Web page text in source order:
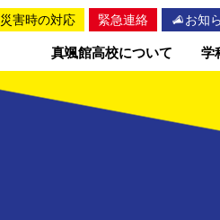
真颯館高校について 学
災害時の対応 緊急連絡 お知